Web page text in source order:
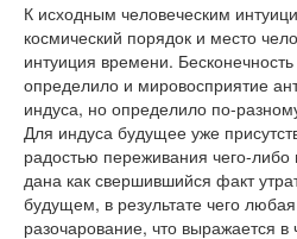
К исходным человеческим
космический порядок и место
интуиция времени.
определило и мировосприятие
индуса, но определило по-
Для индуса будущее уже
радостью переживания чего-
дана как свершившийся факт
будущем, в результате чего
разочарование, что выражается в